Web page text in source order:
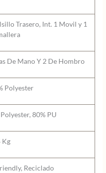
Trasero, Int. 1 Movil y 1
De Mano Y 2 De Hombro
Polyester
80% PU
Kg
Reciclado